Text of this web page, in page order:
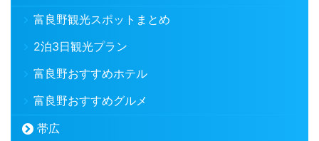
富良野観光スポットまとめ
2泊3日観光プラン
富良野おすすめホテル
富良野おすすめグルメ
帯広